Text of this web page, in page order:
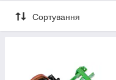
Сортування